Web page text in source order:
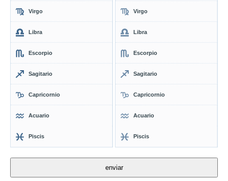
Virgo
Libra
Escorpio
Sagitario
Capricornio
Acuario
Piscis
Virgo
Libra
Escorpio
Sagitario
Capricornio
Acuario
Piscis